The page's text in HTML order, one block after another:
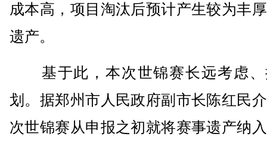
成本高，项目淘汰后预计产生较为丰
遗产。
基于此，本次世锦赛长远考虑、
划。据郑州市人民政府副市长陈红民
次世锦赛从申报之初就将赛事遗产纳